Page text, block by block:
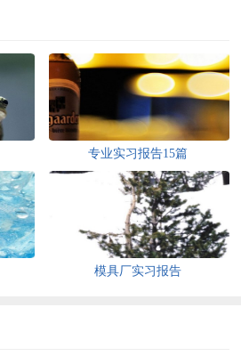
专业实习报告15篇
模具厂实习报告